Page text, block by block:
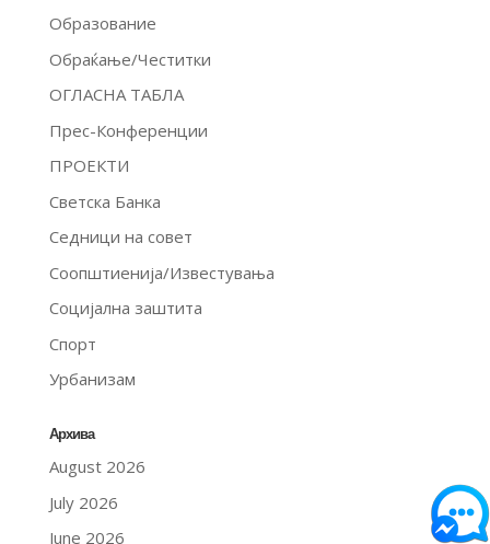
Образование
Обраќање/Честитки
ОГЛАСНА ТАБЛА
Прес-Конференции
ПРОЕКТИ
Светска Банка
Седници на совет
Соопштиенија/Известувања
Социјална заштита
Спорт
Урбанизам
Архива
August 2026
July 2026
June 2026